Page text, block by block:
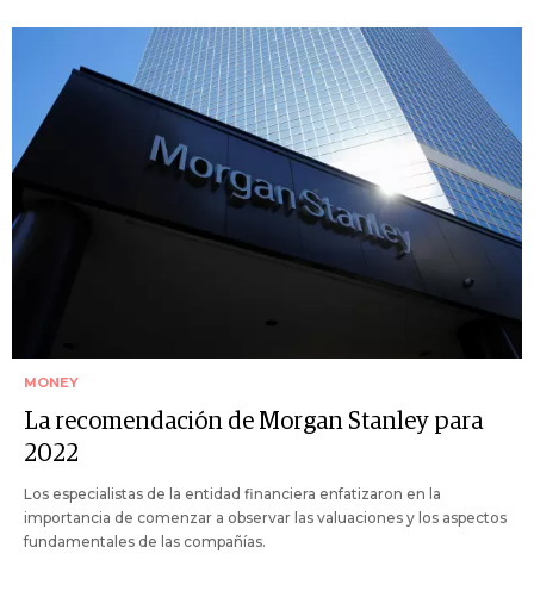
MONEY
La recomendación de Morgan Stanley para
2022
Los especialistas de la entidad financiera enfatizaron en la
importancia de comenzar a observar las valuaciones y los aspectos
fundamentales de las compañías.